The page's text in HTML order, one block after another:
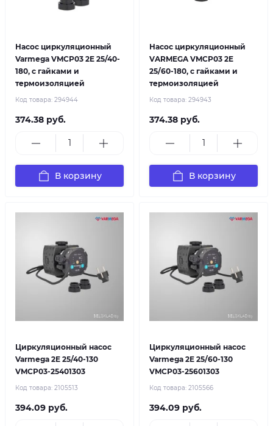
Насос циркуляционный
Varmega VMCP03 2E 25/40-
180, с гайками и
термоизоляцией
Код товара: 294944
374.38 руб.
В корзину
Насос циркуляционный
VARMEGA VMCP03 2E
25/60-180, с гайками и
термоизоляцией
Код товара: 294943
374.38 руб.
В корзину
Циркуляционный насос
Varmega 2E 25/40-130
VMCP03-25401303
Код товара: 2105513
394.09 руб.
Циркуляционный насос
Varmega 2E 25/60-130
VMCP03-25601303
Код товара: 2105566
394.09 руб.